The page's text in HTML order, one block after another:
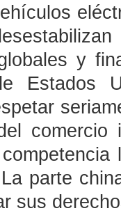
y
Estados
parte
sus